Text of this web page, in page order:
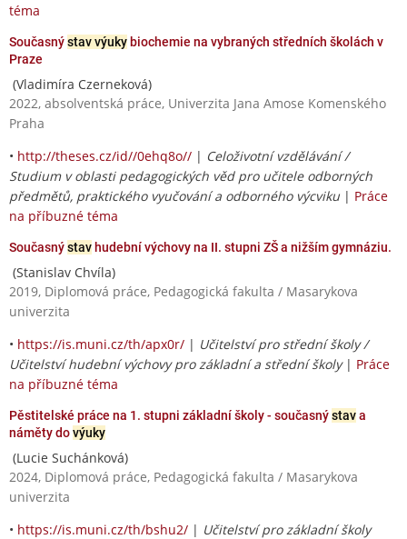
téma
Současnýstav výuky biochemie na vybraných středních školách v
Praze
(Vladimíra Czerneková)
2022, absolventská práce, Univerzita Jana Amose Komenského
Praha
• http://theses.cz/id//0ehq8o// | Celoživotní vzdělávání /
Studium v oblasti pedagogických věd pro učitele odborných
předmětů, praktického vyučování a odborného výcviku | Práce
na příbuzné téma
Současnýstav hudební výchovy na II. stupni ZŠ a nižším gymnáziu.
(Stanislav Chvíla)
2019, Diplomová práce, Pedagogická fakulta / Masarykova
univerzita
• https://is.muni.cz/th/apx0r/ | Učitelství pro střední školy /
Učitelství hudební výchovy pro základní a střední školy| Práce
na příbuzné téma
Pěstitelské práce na 1. stupni základní školy - současnýstava
náměty dovýuky
(Lucie Suchánková)
2024, Diplomová práce, Pedagogická fakulta / Masarykova
univerzita
• https://is.muni.cz/th/bshu2/ | Učitelství pro základní školy